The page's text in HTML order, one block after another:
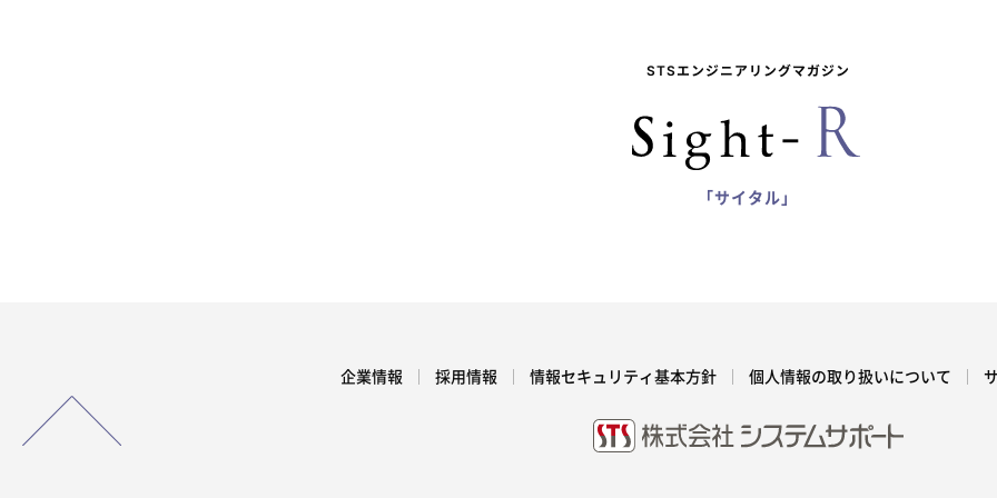
STSエンジニアリングマガジン
「サイタル」
企業情報 採用情報 情報セキュリティ基本方針 個人情報の取り扱いについて